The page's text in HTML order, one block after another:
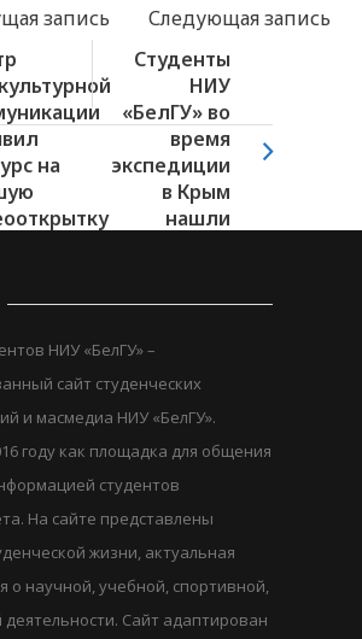
запись
Следующая запись
на
Студенты
НИУ
«БелГУ» во
время
экспедиции
в Крым
нашли
НИУ «БелГУ» –
сайт студенческих
и масмедиа НИУ «БелГУ».
году как площадка для общения
студентов
На сайте представлены
жизни, актуальная
о научной, учебной, спортивной,
деятельности. Сайт адаптирован